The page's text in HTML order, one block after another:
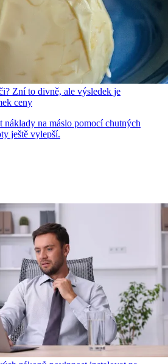
Zní to divně, ale výsledek je
ceny
náklady na máslo pomocí chutných
ještě vylepší.